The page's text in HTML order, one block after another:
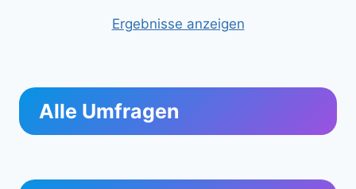
Ergebnisse anzeigen
Alle Umfragen